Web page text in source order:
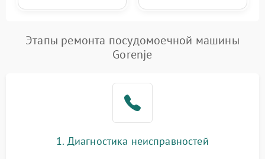
Этапы ремонта посудомоечной машины
Gorenje
1. Диагностика неисправностей